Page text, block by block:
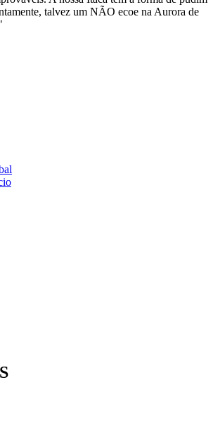
talvez um NÃO ecoe na Aurora de